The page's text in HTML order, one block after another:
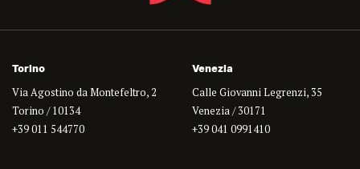
Torino
Via Agostino da Montefeltro, 2
Torino / 10134
+39 011 544770
Venezia
Calle Giovanni Legrenzi, 35
Venezia / 30171
+39 041 0991410